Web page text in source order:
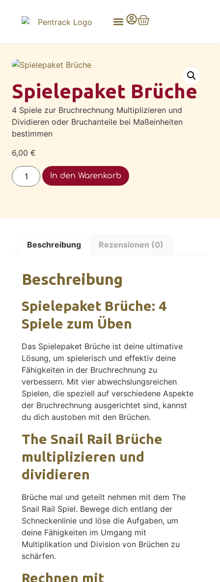
Spielepaket Brüche
4 Spiele zur Bruchrechnung Multiplizieren und
Dividieren oder Bruchanteile bei Maßeinheiten
bestimmen
6,00 €
In den Warenkorb
Beschreibung Rezensionen (0)
Beschreibung
Spielepaket Brüche: 4
Spiele zum Üben
Das Spielepaket Brüche ist deine ultimative
Lösung, um spielerisch und effektiv deine
Fähigkeiten in der Bruchrechnung zu
verbessern. Mit vier abwechslungsreichen
Spielen, die speziell auf verschiedene Aspekte
der Bruchrechnung ausgerichtet sind, kannst
du dich austoben mit den Brüchen.
The Snail Rail Brüche
multiplizieren und
dividieren
Brüche mal und geteilt nehmen mit dem The
Snail Rail Spiel. Bewege dich entlang der
Schneckenlinie und löse die Aufgaben, um
deine Fähigkeiten im Umgang mit
Multiplikation und Division von Brüchen zu
schärfen.
Rechnen mit